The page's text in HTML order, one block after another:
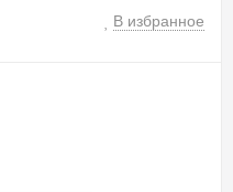
В избранное